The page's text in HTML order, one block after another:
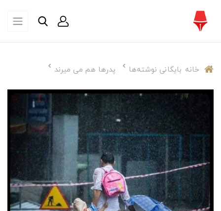
خانه بایگانی نوشته‌ها پدرها هم می میرند